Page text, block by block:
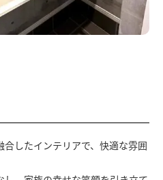
したインテリアで、快適な雰囲